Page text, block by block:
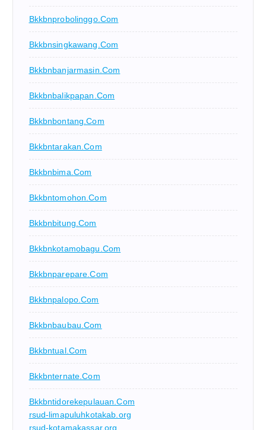
Bkkbnprobolinggo.com
Bkkbnsingkawang.com
Bkkbnbanjarmasin.com
Bkkbnbalikpapan.com
Bkkbnbontang.com
Bkkbntarakan.com
Bkkbnbima.com
Bkkbntomohon.com
Bkkbnbitung.com
Bkkbnkotamobagu.com
Bkkbnparepare.com
Bkkbnpalopo.com
Bkkbnbaubau.com
Bkkbntual.com
Bkkbnternate.com
Bkkbntidorekepulauan.com
rsud-limapuluhkotakab.org
rsud-kotamakassar.org